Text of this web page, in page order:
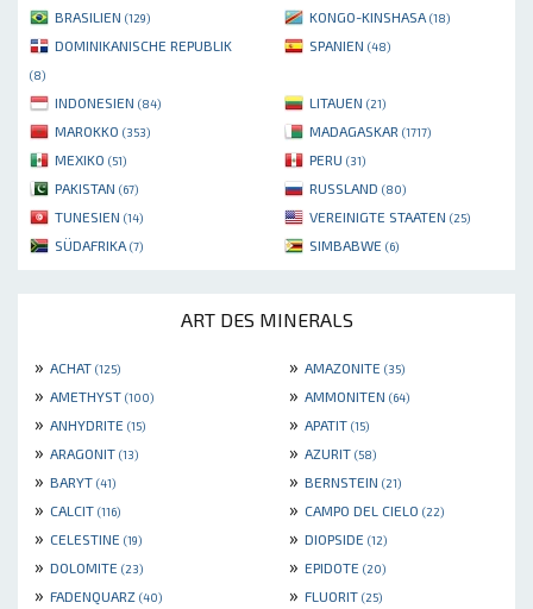
BRASILIEN (129) KONGO-KINSHASA (18)
DOMINIKANISCHE REPUBLIK
(8)
SPANIEN (48)
INDONESIEN (84) LITAUEN (21)
MAROKKO (353) MADAGASKAR (1717)
MEXIKO (51) PERU (31)
PAKISTAN (67) RUSSLAND (80)
TUNESIEN (14) VEREINIGTE STAATEN (25)
SÜDAFRIKA (7) SIMBABWE (6)
ART DES MINERALS
» ACHAT (125) » AMAZONITE (35)
» AMETHYST (100) » AMMONITEN (64)
» ANHYDRITE (15) » APATIT (15)
» ARAGONIT (13) » AZURIT (58)
» BARYT (41) » BERNSTEIN (21)
» CALCIT (116) » CAMPO DEL CIELO (22)
» CELESTINE (19) » DIOPSIDE (12)
» DOLOMITE (23) » EPIDOTE (20)
» FADENQUARZ (40) » FLUORIT (25)